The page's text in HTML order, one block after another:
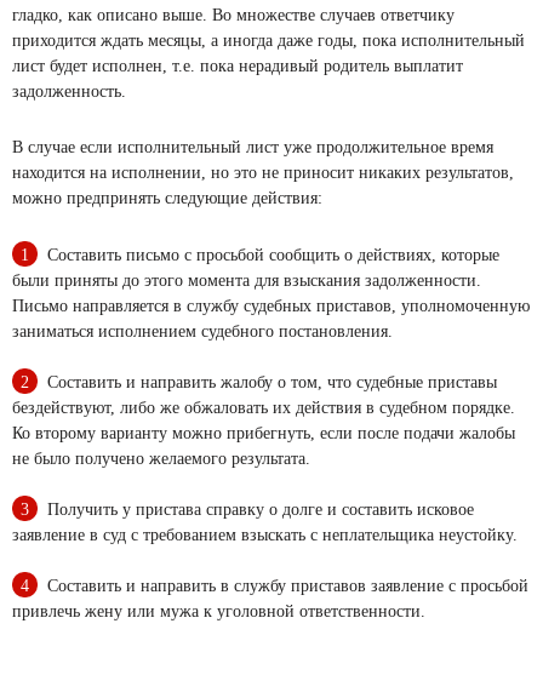
гладко, как описано выше. Во множестве случаев ответчику
приходится ждать месяцы, а иногда даже годы, пока исполнительный
лист будет исполнен, т.е. пока нерадивый родитель выплатит
задолженность.
В случае если исполнительный лист уже продолжительное время
находится на исполнении, но это не приносит никаких результатов,
можно предпринять следующие действия:
Составить письмо с просьбой сообщить о действиях, которые
были приняты до этого момента для взыскания задолженности.
Письмо направляется в службу судебных приставов, уполномоченную
заниматься исполнением судебного постановления.
Составить и направить жалобу о том, что судебные приставы
бездействуют, либо же обжаловать их действия в судебном порядке.
Ко второму варианту можно прибегнуть, если после подачи жалобы
не было получено желаемого результата.
Получить у пристава справку о долге и составить исковое
заявление в суд с требованием взыскать с неплательщика неустойку.
Составить и направить в службу приставов заявление с просьбой
привлечь жену или мужа к уголовной ответственности.